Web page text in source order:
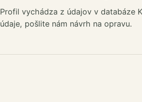
Profil vychádza z údajov v databáze
údaje, pošlite nám návrh na opravu.